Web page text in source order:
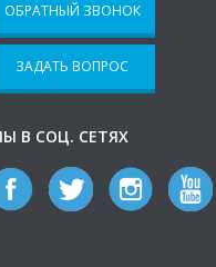
ОБРАТНЫЙ ЗВОНОК
ЗАДАТЬ ВОПРОС
В СОЦ. СЕТЯХ